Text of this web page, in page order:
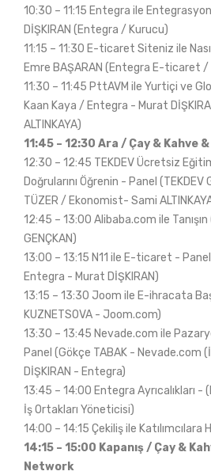
10:30 – 11:15 Entegra ile
DİŞKIRAN (Entegra / Kurucu)
11:15 – 11:30 E-ticaret Siteniz ile
Emre BAŞARAN (Entegra E-ticaret
11:30 – 11:45 PttAVM ile Yurtiçi ve
Kaan Kaya / Entegra - Murat
ALTINKAYA)
11:45 – 12:30 Ara / Çay & Kahve
12:30 – 12:45 TEKDEV Ücretsiz
Doğrularını Öğrenin - Panel
TÜZER / Ekonomist- Sami
12:45 – 13:00 Alibaba.com ile
GENÇKAN)
13:00 – 13:15 N11 ile E-ticaret -
Entegra - Murat DİŞKIRAN)
13:15 – 13:30 Joom ile E-ihracata
KUZNETSOVA - Joom.com)
13:30 – 13:45 Nevade.com ile
Panel (Gökçe TABAK - Nevade.com
DİŞKIRAN - Entegra)
13:45 – 14:00 Entegra Ayrıcalıkları -
İş Ortakları Yöneticisi)
14:00 – 14:15 Çekiliş ile Katılımcılara
14:15 – 15:00 Kapanış / Çay &
Network